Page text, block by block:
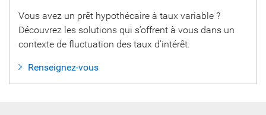
Vous avez un prêt hypothécaire à taux variable ?
Découvrez les solutions qui s’offrent à vous dans un
contexte de fluctuation des taux d’intérêt.
Renseignez-vous